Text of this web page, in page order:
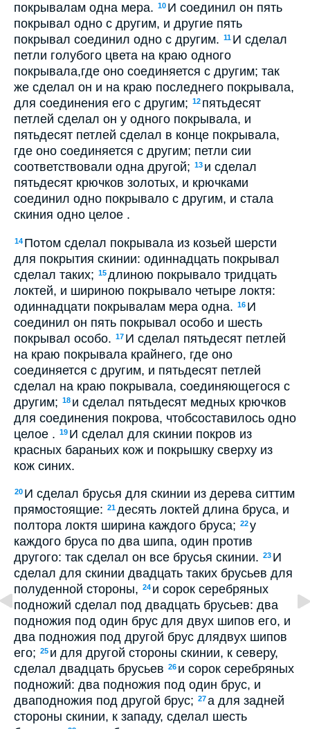
покрывалам одна мера. 10 И соединил он пять
покрывал одно с другим, и другие пять
покрывал соединил одно с другим. 11 И сделал
петли голубого цвета на краю одного
покрывала,где оно соединяется с другим; так
же сделал он и на краю последнего покрывала,
для соединения его с другим; 12 пятьдесят
петлей сделал он у одного покрывала, и
пятьдесят петлей сделал в конце покрывала,
где оно соединяется с другим; петли сии
соответствовали одна другой; 13 и сделал
пятьдесят крючков золотых, и крючками
соединил одно покрывало с другим, и стала
скиния одно целое .
14 Потом сделал покрывала из козьей шерсти
для покрытия скинии: одиннадцать покрывал
сделал таких; 15длиною покрывало тридцать
локтей, и шириною покрывало четыре локтя:
одиннадцати покрывалам мера одна. 16 И
соединил он пять покрывал особо и шесть
покрывал особо. 17 И сделал пятьдесят петлей
на краю покрывала крайнего, где оно
соединяется с другим, и пятьдесят петлей
сделал на краю покрывала, соединяющегося с
другим; 18 и сделал пятьдесят медных крючков
для соединения покрова, чтобсоставилось одно
целое . 19 И сделал для скинии покров из
красных бараньих кож и покрышку сверху из
кож синих.
20 И сделал брусья для скинии из дерева ситтим
прямостоящие: 21десять локтей длина бруса, и
полтора локтя ширина каждого бруса; 22у
каждого бруса по два шипа, один против
другого: так сделал он все брусья скинии. 23 И
сделал для скинии двадцать таких брусьев для
полуденной стороны, 24 и сорок серебряных
подножий сделал под двадцать брусьев: два
подножия под один брус для двух шипов его, и
два подножия под другой брус длядвух шипов
его; 25 и для другой стороны скинии, к северу,
сделал двадцать брусьев 26 и сорок серебряных
подножий: два подножия под один брус, и
дваподножия под другой брус; 27а для задней
стороны скинии, к западу, сделал шесть